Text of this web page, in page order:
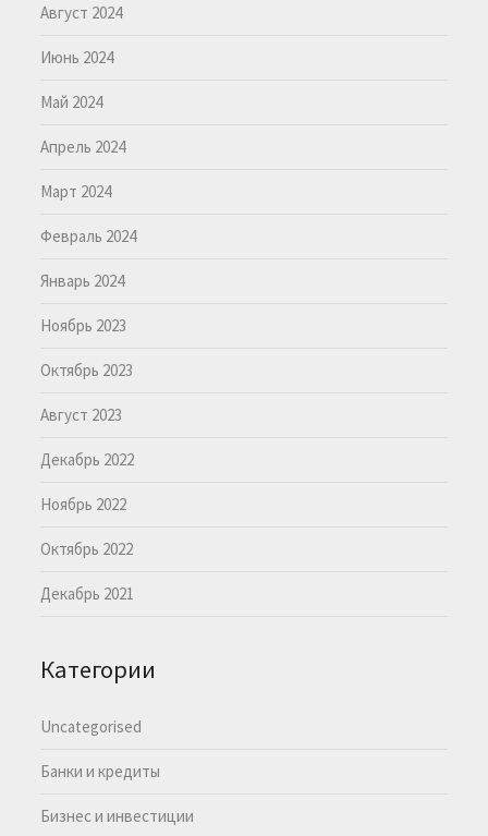
Август 2024
Июнь 2024
Май 2024
Апрель 2024
Март 2024
Февраль 2024
Январь 2024
Ноябрь 2023
Октябрь 2023
Август 2023
Декабрь 2022
Ноябрь 2022
Октябрь 2022
Декабрь 2021
Категории
Uncategorised
Банки и кредиты
Бизнес и инвестиции